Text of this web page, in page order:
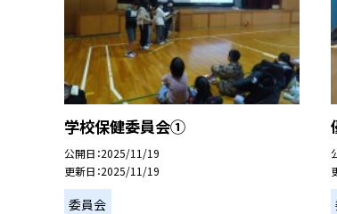
学校保健委員会①
公開日 2025/11/19
更新日 2025/11/19
委員会